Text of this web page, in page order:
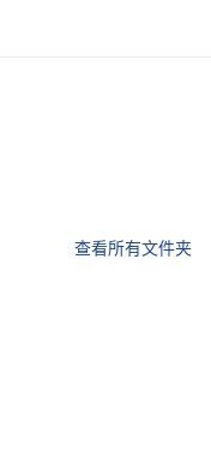
查看所有文件夹